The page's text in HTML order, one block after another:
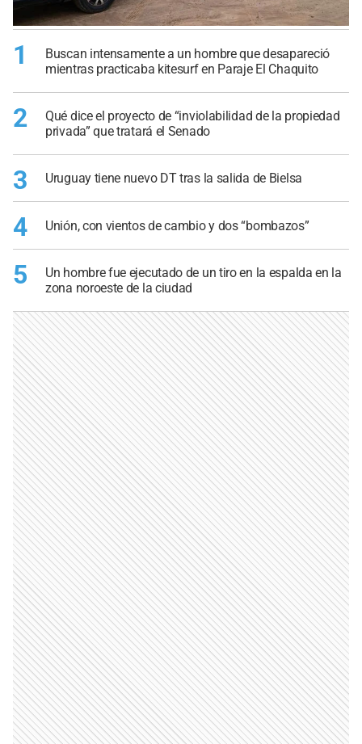
1
Buscan intensamente a un hombre que desapareció
mientras practicaba kitesurf en Paraje El Chaquito
2
Qué dice el proyecto de “inviolabilidad de la propiedad
privada” que tratará el Senado
3 Uruguay tiene nuevo DT tras la salida de Bielsa
4 Unión, con vientos de cambio y dos “bombazos”
5
Un hombre fue ejecutado de un tiro en la espalda en la
zona noroeste de la ciudad